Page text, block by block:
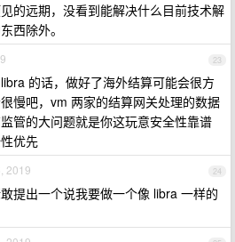
的远期，没看到能解决什么目前技术解
西除外。
23
的话，做好了海外结算可能会很方
慢吧，vm 两家的结算网关处理的数据
管的大问题就是你这玩意安全性靠谱
优先
24
2019
提出一个说我要做一个像 libra 一样的